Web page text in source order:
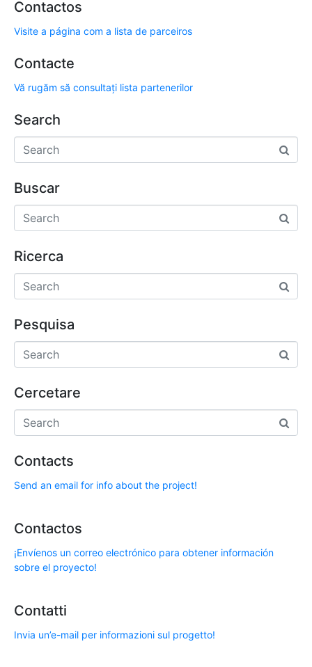
Contactos
Visite a página com a lista de parceiros
Contacte
Vă rugăm să consultați lista partenerilor
Search
Buscar
Ricerca
Pesquisa
Cercetare
Contacts
Send an email for info about the project!
Contactos
¡Envíenos un correo electrónico para obtener información
sobre el proyecto!
Contatti
Invia un’e-mail per informazioni sul progetto!